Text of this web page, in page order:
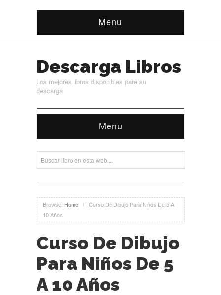
Menu
Descarga Libros
Los mejores libros disponibles para su
descarga
Menu
Browse: Home / Curso De Dibujo Para Niños De 5 A
10 Años
Curso De Dibujo
Para Niños De 5
A 10 Años